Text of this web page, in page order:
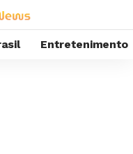
Entretenimento